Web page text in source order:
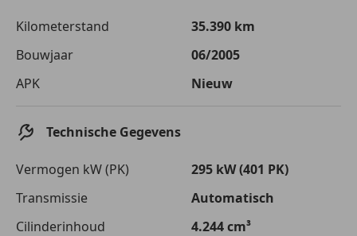
Kilometerstand
35.390 km
Bouwjaar
06/2005
APK
Nieuw
Technische Gegevens
Vermogen kW (PK)
295 kW (401 PK)
Transmissie
Automatisch
Cilinderinhoud
4.244 cm³